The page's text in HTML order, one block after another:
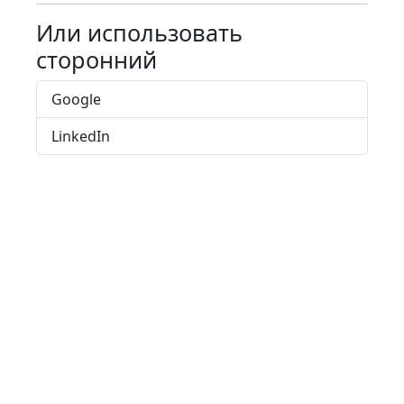
Или использовать
сторонний
Google
LinkedIn